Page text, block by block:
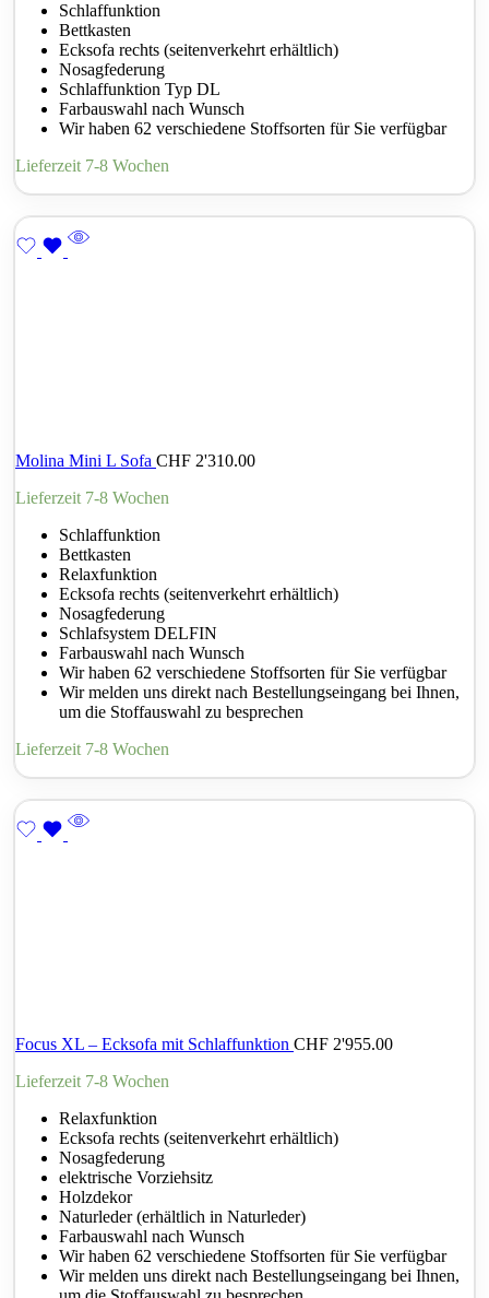
Schlaffunktion
Bettkasten
Ecksofa rechts (seitenverkehrt erhältlich)
Nosagfederung
Schlaffunktion Typ DL
Farbauswahl nach Wunsch
Wir haben 62 verschiedene Stoffsorten für Sie verfügbar
Lieferzeit 7-8 Wochen
Molina Mini L Sofa CHF 2'310.00
Lieferzeit 7-8 Wochen
Schlaffunktion
Bettkasten
Relaxfunktion
Ecksofa rechts (seitenverkehrt erhältlich)
Nosagfederung
Schlafsystem DELFIN
Farbauswahl nach Wunsch
Wir haben 62 verschiedene Stoffsorten für Sie verfügbar
Wir melden uns direkt nach Bestellungseingang bei Ihnen,
um die Stoffauswahl zu besprechen
Lieferzeit 7-8 Wochen
Focus XL – Ecksofa mit Schlaffunktion CHF 2'955.00
Lieferzeit 7-8 Wochen
Relaxfunktion
Ecksofa rechts (seitenverkehrt erhältlich)
Nosagfederung
elektrische Vorziehsitz
Holzdekor
Naturleder (erhältlich in Naturleder)
Farbauswahl nach Wunsch
Wir haben 62 verschiedene Stoffsorten für Sie verfügbar
Wir melden uns direkt nach Bestellungseingang bei Ihnen,